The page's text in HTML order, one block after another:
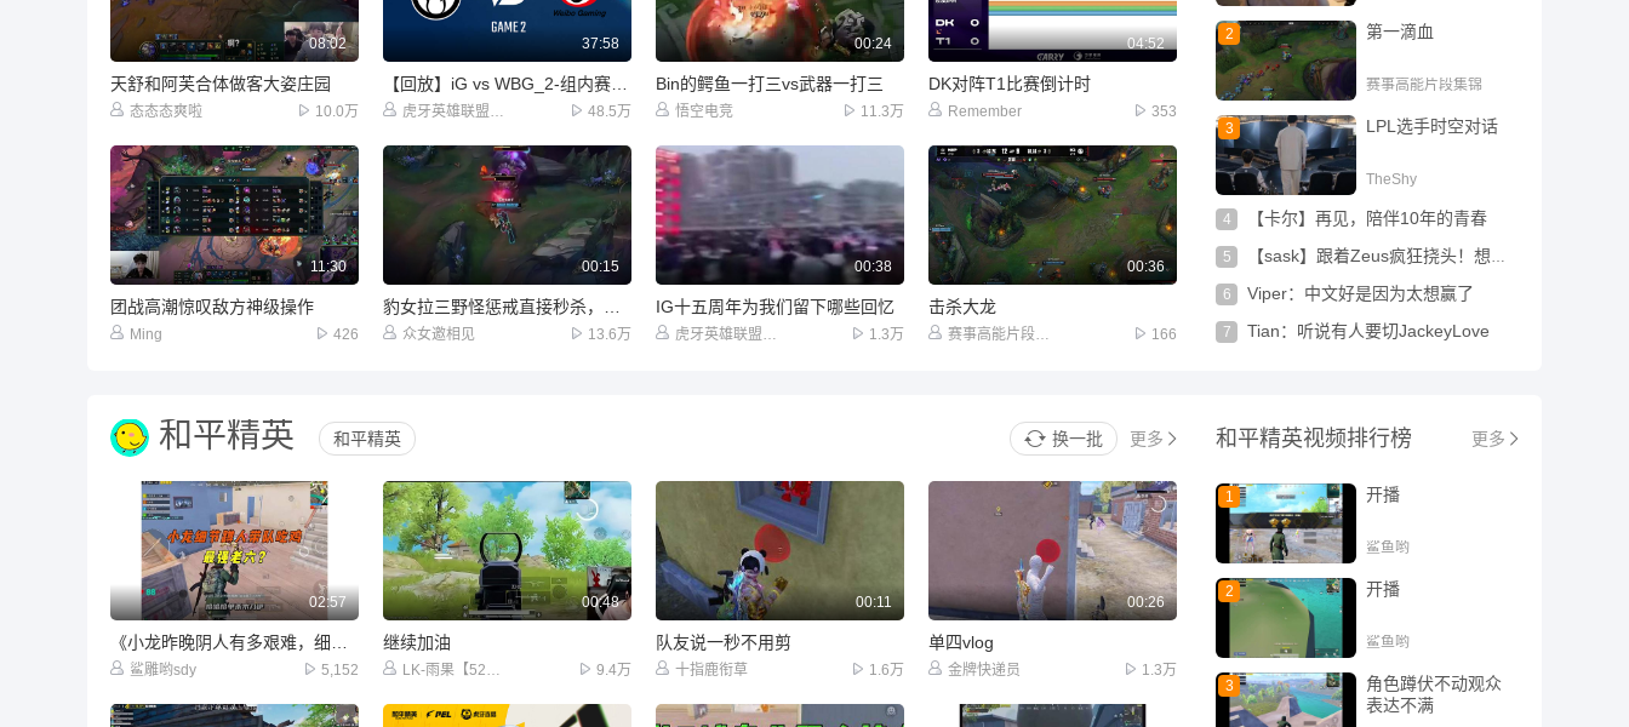
08:02
天舒和阿芙合体做客大姿庄园
态态态爽啦 10.0万
37:58
虎牙英雄联盟赛事 48.5万
00:24
Bin的鳄鱼一打三vs武器一打三
悟空电竞 11.3万
04:52
DK对阵T1比赛倒计时
Remember 353
11:30
团战高潮惊叹敌方神级操作
Ming 426
00:15
豹女拉三野怪惩戒直接秒杀，这谁能刷的过他啊
众女邀相见 13.6万
00:38
IG十五周年为我们留下哪些回忆
虎牙英雄联盟赛事 1.3万
00:36
击杀大龙
赛事高能片段集锦 166
2 第一滴血
赛事高能片段集锦
3 LPL选手时空对话
TheShy
4 【卡尔】再见，陪伴10年的青春
5 【sask】跟着Zeus疯狂挠头！想不通kanavi在干嘛呀！
6 Viper：中文好是因为太想赢了
7 Tian：听说有人要切JackeyLove
和平精英 和平精英 换一批 更多
02:57
鲨雕哟sdy 5,152
00:48
继续加油
LK-雨果【52009】 9.4万
00:11
队友说一秒不用剪
十指鹿衔草 1.6万
00:26
单四vlog
金牌快递员 1.3万
更多
和平精英视频排行榜
1 开播
鲨鱼哟
2 开播
鲨鱼哟
3
角色蹲伏不动观众
表达不满